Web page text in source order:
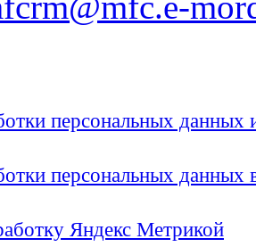
персональных
персональных
Яндекс Метрикой